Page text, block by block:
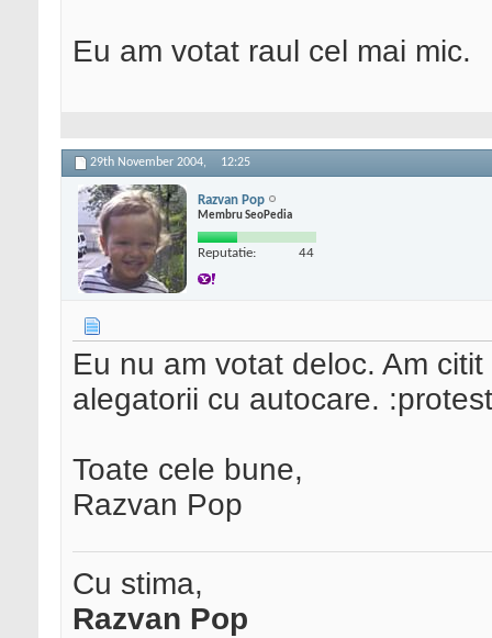
Eu am votat raul cel mai mic.
29th November 2004, 12:25
Razvan Pop
Membru SeoPedia
Reputatie: 44
Eu nu am votat deloc. Am
alegatorii cu autocare.
Toate cele bune,
Razvan Pop
Cu stima,
Razvan Pop